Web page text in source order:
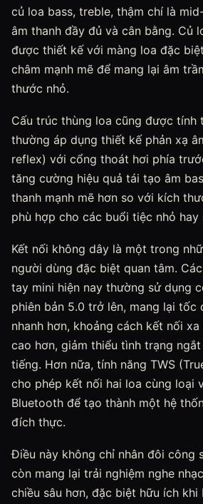
củ loa bass, treble, thậm chí là
âm thanh đầy đủ và cân bằng. Củ
được thiết kế với màng loa đặc
châm mạnh mẽ để mang lại âm
thước nhỏ.
Cấu trúc thùng loa cũng được tính
thường áp dụng thiết kế phản xạ
reflex) với cổng thoát hơi phía
tăng cường hiệu quả tái tạo âm
thanh mạnh mẽ hơn so với kích
phù hợp cho các buổi tiệc nhỏ hay
Kết nối không dây là một trong
người dùng đặc biệt quan tâm.
tay mini hiện nay thường sử dụng
phiên bản 5.0 trở lên, mang lại tốc
nhanh hơn, khoảng cách kết nối
cao hơn, giảm thiểu tình trạng
tiếng. Hơn nữa, tính năng TWS
cho phép kết nối hai loa cùng loại
Bluetooth để tạo thành một hệ
đích thực.
Điều này không chỉ nhân đôi công
còn mang lại trải nghiệm nghe
chiều sâu hơn, đặc biệt hữu ích khi